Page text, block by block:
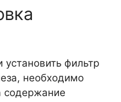
фильтр
необходимо
содержание